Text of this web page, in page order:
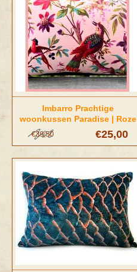
Imbarro Prachtige
woonkussen Paradise | Roze
€25,00
€39,50